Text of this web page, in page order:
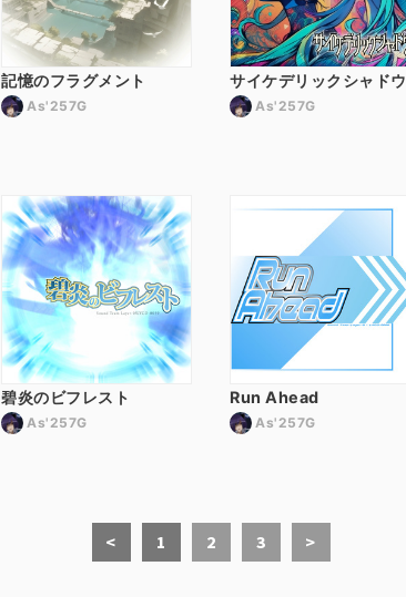
記憶のフラグメント
As'257G
サイケデリックシャドウ
As'257G
碧炎のビフレスト
As'257G
Run Ahead
As'257G
< 1 2 3 >